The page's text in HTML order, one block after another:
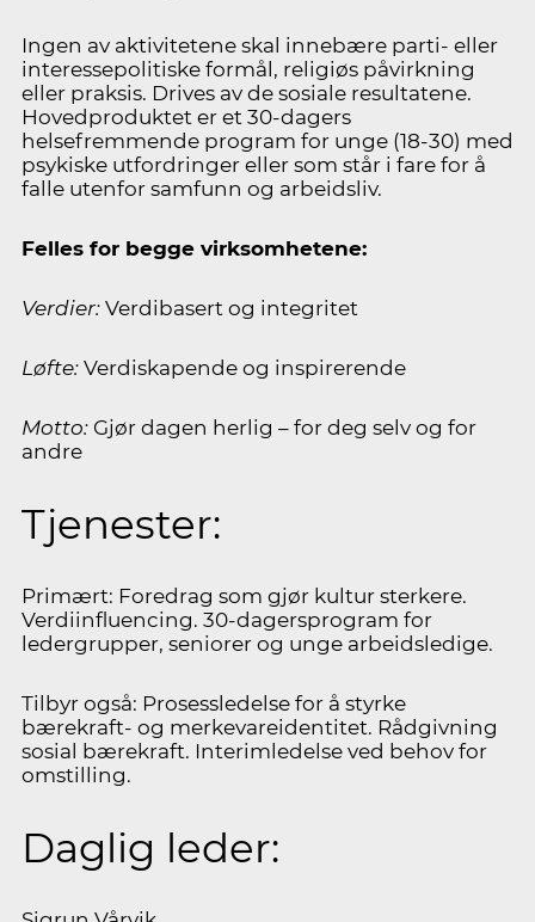
Ingen av aktivitetene skal innebære parti- eller
interessepolitiske formål, religiøs påvirkning
eller praksis. Drives av de sosiale resultatene.
Hovedproduktet er et 30-dagers
helsefremmende program for unge (18-30) med
psykiske utfordringer eller som står i fare for å
falle utenfor samfunn og arbeidsliv.
Felles for begge virksomhetene:
Verdier: Verdibasert og integritet
Løfte: Verdiskapende og inspirerende
Motto: Gjør dagen herlig – for deg selv og for
andre
Tjenester:
Primært: Foredrag som gjør kultur sterkere.
Verdiinfluencing. 30-dagersprogram for
ledergrupper, seniorer og unge arbeidsledige.
Tilbyr også: Prosessledelse for å styrke
bærekraft- og merkevareidentitet. Rådgivning
sosial bærekraft. Interimledelse ved behov for
omstilling.
Daglig leder: